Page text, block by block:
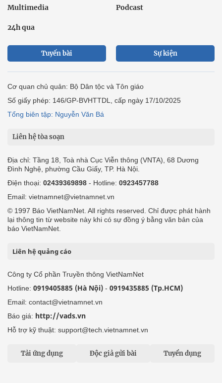
Multimedia Podcast
24h qua
Tuyến bài Sự kiện
Cơ quan chủ quản: Bộ Dân tộc và Tôn giáo
Số giấy phép: 146/GP-BVHTTDL, cấp ngày 17/10/2025
Tổng biên tập: Nguyễn Văn Bá
Liên hệ tòa soạn
Địa chỉ: Tầng 18, Toà nhà Cục Viễn thông (VNTA), 68 Dương
Đình Nghệ, phường Cầu Giấy, TP. Hà Nội.
Điện thoại: 02439369898 - Hotline: 0923457788
Email: vietnamnet@vietnamnet.vn
© 1997 Báo VietNamNet. All rights reserved. Chỉ được phát hành
lại thông tin từ website này khi có sự đồng ý bằng văn bản của
báo VietNamNet.
Liên hệ quảng cáo
Công ty Cổ phần Truyền thông VietNamNet
Hotline: 0919405885 (Hà Nội) - 0919435885 (Tp.HCM)
Email: contact@vietnamnet.vn
Báo giá: http://vads.vn
Hỗ trợ kỹ thuật: support@tech.vietnamnet.vn
Tải ứng dụng Độc giả gửi bài Tuyển dụng